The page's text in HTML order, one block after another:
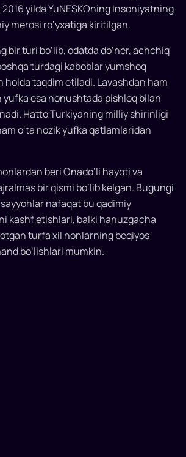
2016 yilda YuNESKOning Insoniyatning
merosi ro‘yxatiga kiritilgan.
bir turi bo‘lib, odatda do‘ner, achchiq
turdagi kaboblar yumshoq
holda taqdim etiladi. Lavashdan ham
yufka esa nonushtada pishloq bilan
Hatto Turkiyaning milliy shirinligi
o‘ta nozik yufka qatlamlaridan
beri Onado‘li hayoti va
bir qismi bo‘lib kelgan. Bugungi
nafaqat bu qadimiy
kashf etishlari, balki hanuzgacha
turfa xil nonlarning beqiyos
bo‘lishlari mumkin.